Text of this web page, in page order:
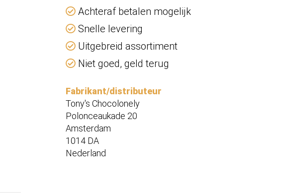
Achteraf betalen mogelijk
Snelle levering
Uitgebreid assortiment
Niet goed, geld terug
Fabrikant/distributeur
Tony's Chocolonely
Polonceaukade 20
Amsterdam
1014 DA
Nederland